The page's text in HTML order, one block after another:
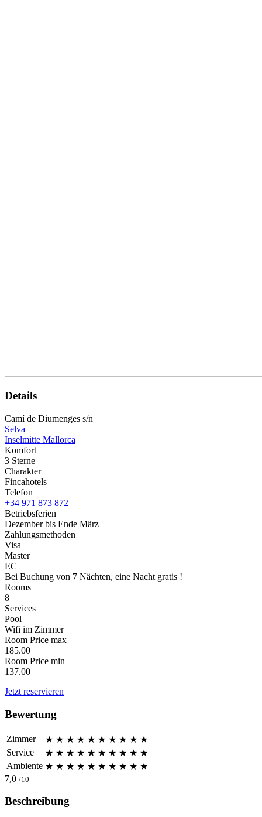
Details
Camí de Diumenges s/n
Selva
Inselmitte Mallorca
Komfort
3 Sterne
Charakter
Fincahotels
Telefon
+34 971 873 872
Betriebsferien
Dezember bis Ende März
Zahlungsmethoden
Visa
Master
EC
Bei Buchung von 7 Nächten, eine Nacht gratis !
Rooms
8
Services
Pool
Wifi im Zimmer
Room Price max
185.00
Room Price min
137.00
Jetzt reservieren
Bewertung
Zimmer ★ ★ ★ ★ ★ ★ ★ ★ ★ ★
Service
★ ★ ★ ★ ★ ★ ★ ★ ★ ★
Ambiente ★ ★ ★ ★ ★ ★ ★ ★ ★ ★
7,0 /10
Beschreibung